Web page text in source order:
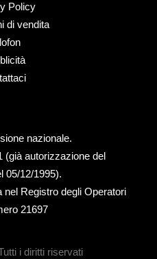
Policy
di vendita
nazionale.
(già autorizzazione del
05/12/1995).
nel Registro degli Operatori
21697
i diritti riservati